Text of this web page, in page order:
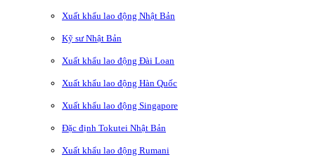
Xuất khẩu lao động Nhật Bản
Kỹ sư Nhật Bản
Xuất khẩu lao động Đài Loan
Xuất khẩu lao động Hàn Quốc
Xuất khẩu lao động Singapore
Đặc định Tokutei Nhật Bản
Xuất khẩu lao động Rumani